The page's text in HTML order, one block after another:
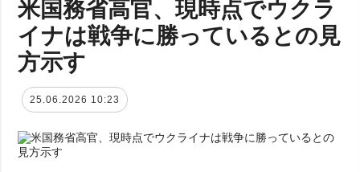
全てのトピック
戦争
政治
経済・復興
防衛
ウクルインフォ
ルム
米国務省高官、現時点でウクラ
イナは戦争に勝っているとの見
方示す
25.06.2026 10:23